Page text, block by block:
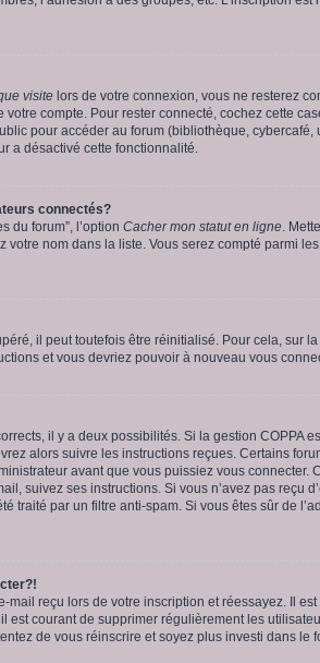
visite lors de votre connexion, vous ne resterez
compte. Pour rester connecté, cochez cette
pour accéder au forum (bibliothèque, cybercafé,
a désactivé cette fonctionnalité.
connectés?
du forum”, l’option Cacher mon statut en ligne .
nom dans la liste. Vous serez compté parmi
il peut toutefois être réinitialisé. Pour cela, sur
et vous devriez pouvoir à nouveau vous
il y a deux possibilités. Si la gestion COPPA
alors suivre les instructions reçues. Certains
avant que vous puissiez vous connecter.
suivez ses instructions. Si vous n’avez pas reçu
traité par un filtre anti-spam. Si vous êtes sûr de
mail reçu lors de votre inscription et réessayez. Il
est courant de supprimer régulièrement les
de vous réinscrire et soyez plus investi dans le